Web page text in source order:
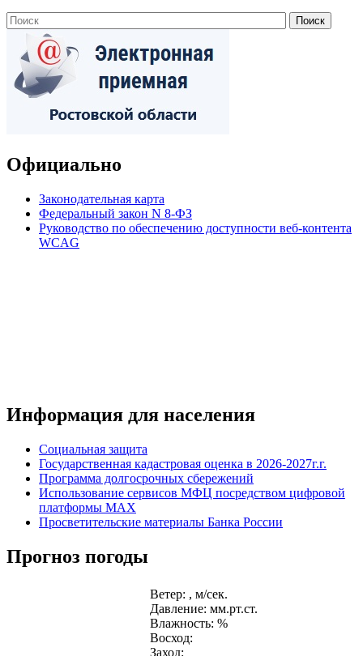
Официально
Законодательная карта
Федеральный закон N 8-ФЗ
Руководство по обеспечению доступности веб-контента
WCAG
Информация для населения
Социальная защита
Государственная кадастровая оценка в 2026-2027г.г.
Программа долгосрочных сбережений
Использование сервисов МФЦ посредством цифровой
платформы MAX
Просветительские материалы Банка России
Прогноз погоды
Ветер: , м/сек.
Давление: мм.рт.ст.
Влажность: %
Восход:
Заход: